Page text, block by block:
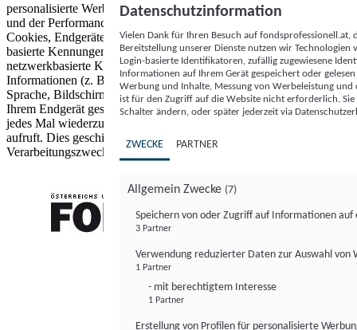
personalisierte Werbung und Inhalte, Messung von Werbeleistung
und der Performance von Inhalten sowie Zielgruppenforschung.
Cookies, Endgeräte- oder ähnliche Online-Kennungen (z. B. login-
basierte Kennungen, zufällig generierte Kennungen,
netzwerkbasierte Kennungen) können zusammen mit anderen
Informationen (z. B. Browsertyp und Browserinformationen,
Sprache, Bildschirmgröße, unterstützte Technologien usw.) auf
Ihrem Endgerät gespeichert oder von dort ausgelesen werden, um es
jedes Mal wiederzuerkennen, wenn es eine App oder einer Webseite
aufruft. Dies geschieht für einen oder mehrere der hier aufgeführten
Verarbeitungszwecke.
Datenschutzinformation
Vielen Dank für Ihren Besuch auf
Bereitstellung unserer Dienste nutzen wir Technologien
Login-basierte Identifikatoren, zufällig zugewiesene
Informationen auf Ihrem Gerät gespeichert oder
Werbung und Inhalte, Messung von Werbeleistung
ist für den Zugriff auf die Website nicht erforderlich.
Schalter ändern, oder später jederzeit via
ZWECKE PARTNER
Allgemein Zwecke (7)
Speichern von oder Zugriff auf Informationen auf
3 Partner
Verwendung reduzierter Daten zur Auswahl von
1 Partner
- mit berechtigtem Interesse
1 Partner
Erstellung von Profilen für personalisierte
FONDS professionell